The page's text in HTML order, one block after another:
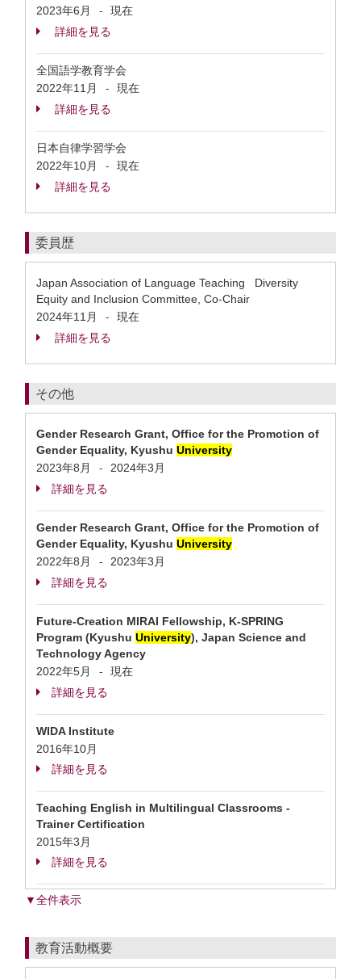
2023年6月
-
現在
詳細を見る
全国語学教育学会
2022年11月
-
現在
詳細を見る
日本自律学習学会
2022年10月
-
現在
詳細を見る
委員歴
Japan Association of Language Teaching Diversity
Equity and Inclusion Committee, Co-Chair
2024年11月
-
現在
詳細を見る
その他
Gender Research Grant, Office for the Promotion of
Gender Equality, Kyushu University
2023年8月
-
2024年3月
詳細を見る
Gender Research Grant, Office for the Promotion of
Gender Equality, Kyushu University
2022年8月
-
2023年3月
詳細を見る
Future-Creation MIRAI Fellowship, K-SPRING
Program (Kyushu University), Japan Science and
Technology Agency
2022年5月
-
現在
詳細を見る
WIDA Institute
2016年10月
詳細を見る
Teaching English in Multilingual Classrooms -
Trainer Certification
2015年3月
詳細を見る
▼全件表示
教育活動概要